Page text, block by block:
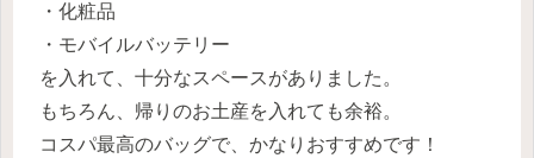
・化粧品
・モバイルバッテリー
を入れて、十分なスペースがありました。
もちろん、帰りのお土産を入れても余裕。
コスパ最高のバッグで、かなりおすすめです！